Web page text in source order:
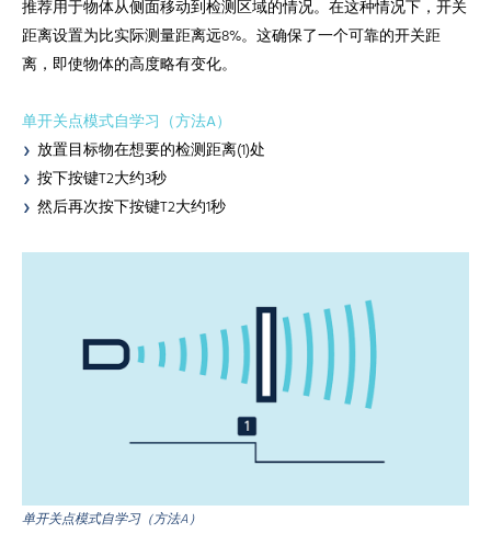
推荐用于物体从侧面移动到检测区域的情况。在这种情况下，开关
距离设置为比实际测量距离远8%。这确保了一个可靠的开关距
离，即使物体的高度略有变化。
单开关点模式自学习（方法A）
放置目标物在想要的检测距离(1)处
按下按键T2大约3秒
然后再次按下按键T2大约1秒
单开关点模式自学习（方法A）